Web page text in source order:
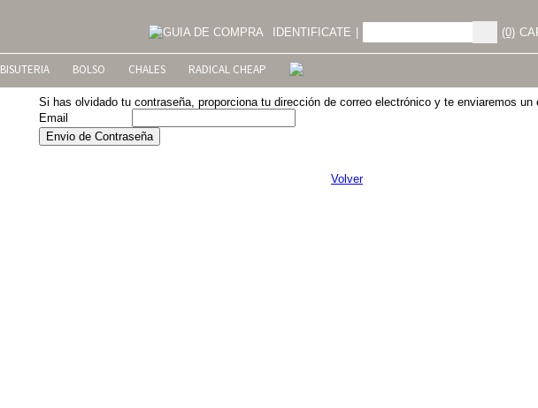
GUIA DE COMPRA IDENTIFICATE (0)
BISUTERIA BOLSO CHALES RADICAL CHEAP
Si has olvidado tu contraseña, proporciona tu dirección de correo electrónico y te enviaremos un
Email
Volver